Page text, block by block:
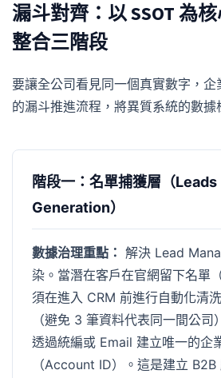
漏斗對齊：以 SSOT 為
整合三階段
要讓全公司看見同一個真實數字，
的漏斗推進流程，將異質系統的數據
階段一：名單捕獲層（Leads
Generation）
數據治理重點： 解決 Lead
染。當潛在客戶在官網留下名單
須在進入 CRM 前進行自動化
（避免 3 筆資料代表同一間公司
透過統編或 Email 建立唯一的企
（Account ID）。這是建立